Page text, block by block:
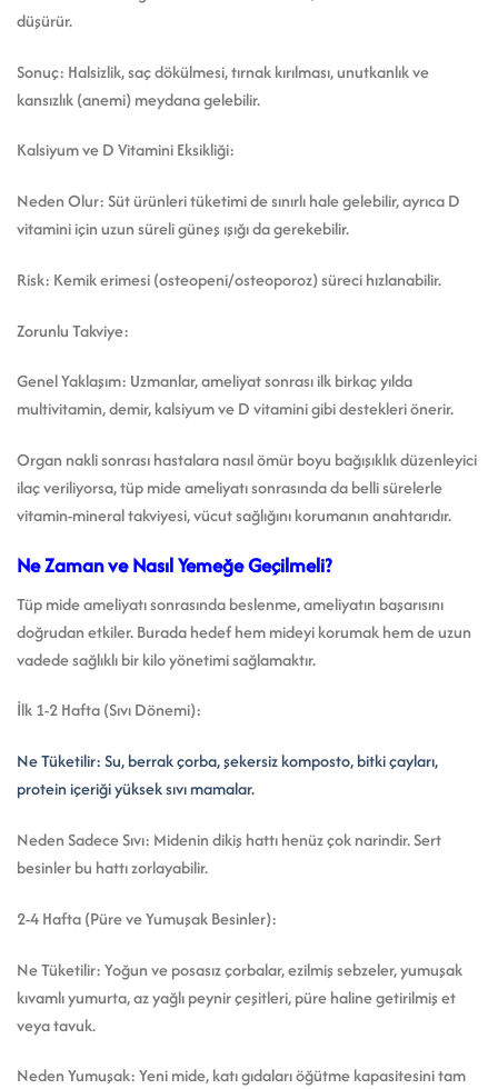
düşürür.
Sonuç: Halsizlik, saç dökülmesi, tırnak kırılması, unutkanlık ve
kansızlık (anemi) meydana gelebilir.
Kalsiyum ve D Vitamini Eksikliği:
Neden Olur: Süt ürünleri tüketimi de sınırlı hale gelebilir, ayrıca D
vitamini için uzun süreli güneş ışığı da gerekebilir.
Risk: Kemik erimesi (osteopeni/osteoporoz) süreci hızlanabilir.
Zorunlu Takviye:
Genel Yaklaşım: Uzmanlar, ameliyat sonrası ilk birkaç yılda
multivitamin, demir, kalsiyum ve D vitamini gibi destekleri önerir.
Organ nakli sonrası hastalara nasıl ömür boyu bağışıklık düzenleyici
ilaç veriliyorsa, tüp mide ameliyatı sonrasında da belli sürelerle
vitamin-mineral takviyesi, vücut sağlığını korumanın anahtarıdır.
Ne Zaman ve Nasıl Yemeğe Geçilmeli?
Tüp mide ameliyatı sonrasında beslenme, ameliyatın başarısını
doğrudan etkiler. Burada hedef hem mideyi korumak hem de uzun
vadede sağlıklı bir kilo yönetimi sağlamaktır.
İlk 1-2 Hafta (Sıvı Dönemi):
Ne Tüketilir: Su, berrak çorba, şekersiz komposto, bitki çayları,
protein içeriği yüksek sıvı mamalar.
Neden Sadece Sıvı: Midenin dikiş hattı henüz çok narindir. Sert
besinler bu hattı zorlayabilir.
2-4 Hafta (Püre ve Yumuşak Besinler):
Ne Tüketilir: Yoğun ve posasız çorbalar, ezilmiş sebzeler, yumuşak
kıvamlı yumurta, az yağlı peynir çeşitleri, püre haline getirilmiş et
veya tavuk.
Neden Yumuşak: Yeni mide, katı gıdaları öğütme kapasitesini tam